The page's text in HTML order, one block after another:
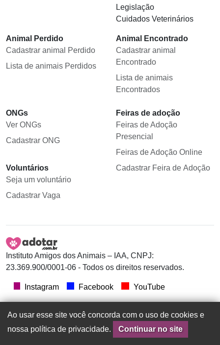
Legislação
Cuidados Veterinários
Animal Perdido
Cadastrar animal Perdido
Lista de animais Perdidos
Animal Encontrado
Cadastrar animal
Encontrado
Lista de animais
Encontrados
ONGs
Ver ONGs
Cadastrar ONG
Voluntários
Seja um voluntário
Cadastrar Vaga
Feiras de adoção
Feiras de Adoção
Presencial
Feiras de Adoção Online
Cadastrar Feira de Adoção
Instituto Amigos dos Animais – IAA, CNPJ:
23.369.900/0001-06 - Todos os direitos reservados.
Instagram Facebook YouTube
Ao usar esse site você concorda com o uso de cookies e
nossa política de privacidade.
Continuar no site